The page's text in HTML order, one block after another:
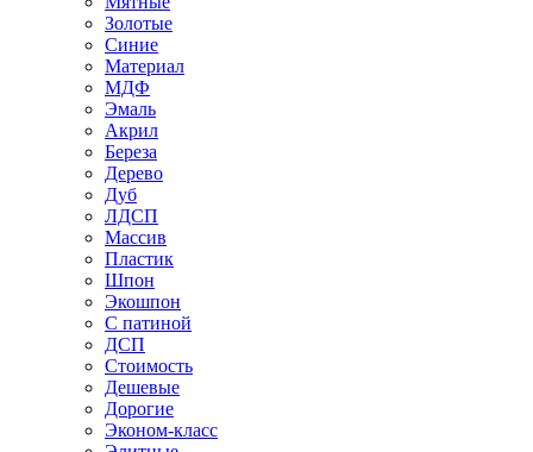
Золотые
Синие
Материал
МДФ
Эмаль
Акрил
Береза
Дерево
Дуб
ЛДСП
Массив
Пластик
Шпон
Экошпон
С патиной
ДСП
Стоимость
Дешевые
Дорогие
Эконом-класс